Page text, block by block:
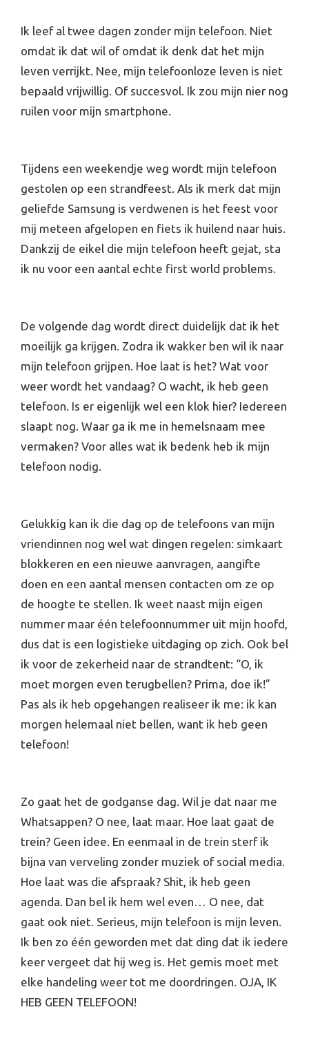
Ik leef al twee dagen zonder mijn telefoon. Niet
omdat ik dat wil of omdat ik denk dat het mijn
leven verrijkt. Nee, mijn telefoonloze leven is niet
bepaald vrijwillig. Of succesvol. Ik zou mijn nier nog
ruilen voor mijn smartphone.
Tijdens een weekendje weg wordt mijn telefoon
gestolen op een strandfeest. Als ik merk dat mijn
geliefde Samsung is verdwenen is het feest voor
mij meteen afgelopen en fiets ik huilend naar huis.
Dankzij de eikel die mijn telefoon heeft gejat, sta
ik nu voor een aantal echte first world problems.
De volgende dag wordt direct duidelijk dat ik het
moeilijk ga krijgen. Zodra ik wakker ben wil ik naar
mijn telefoon grijpen. Hoe laat is het? Wat voor
weer wordt het vandaag? O wacht, ik heb geen
telefoon. Is er eigenlijk wel een klok hier? Iedereen
slaapt nog. Waar ga ik me in hemelsnaam mee
vermaken? Voor alles wat ik bedenk heb ik mijn
telefoon nodig.
Gelukkig kan ik die dag op de telefoons van mijn
vriendinnen nog wel wat dingen regelen: simkaart
blokkeren en een nieuwe aanvragen, aangifte
doen en een aantal mensen contacten om ze op
de hoogte te stellen. Ik weet naast mijn eigen
nummer maar één telefoonnummer uit mijn hoofd,
dus dat is een logistieke uitdaging op zich. Ook bel
ik voor de zekerheid naar de strandtent: “O, ik
moet morgen even terugbellen? Prima, doe ik!”
Pas als ik heb opgehangen realiseer ik me: ik kan
morgen helemaal niet bellen, want ik heb geen
telefoon!
Zo gaat het de godganse dag. Wil je dat naar me
Whatsappen? O nee, laat maar. Hoe laat gaat de
trein? Geen idee. En eenmaal in de trein sterf ik
bijna van verveling zonder muziek of social media.
Hoe laat was die afspraak? Shit, ik heb geen
agenda. Dan bel ik hem wel even… O nee, dat
gaat ook niet. Serieus, mijn telefoon is mijn leven.
Ik ben zo één geworden met dat ding dat ik iedere
keer vergeet dat hij weg is. Het gemis moet met
elke handeling weer tot me doordringen. OJA, IK
HEB GEEN TELEFOON!